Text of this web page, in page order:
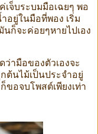
เจ็บระบมมือเฉยๆ พอ
อยู่ในมือที่พอง เริ่ม
ก็จะค่อยๆหายไปเอง
ามือของตัวเองจะ
ต้นไม้เป็นประจำอยู่
ขอจบโพสต์เพียงเท่า